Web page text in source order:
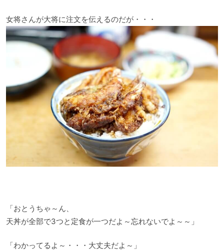
女将さんが大将に注文を伝えるのだが・・・
「おとうちゃ～ん、
天丼が全部で3つと定食が一つだよ～忘れないでよ～～」
「わかってるよ～・・・大丈夫だよ～」